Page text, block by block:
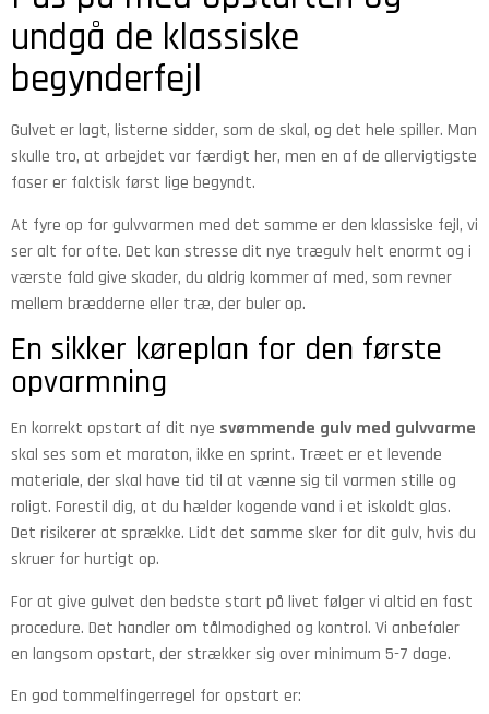
undgå de klassiske
begynderfejl
Gulvet er lagt, listerne sidder, som de skal, og det hele spiller. Man
skulle tro, at arbejdet var færdigt her, men en af de allervigtigste
faser er faktisk først lige begyndt.
At fyre op for gulvvarmen med det samme er den klassiske fejl, vi
ser alt for ofte. Det kan stresse dit nye trægulv helt enormt og i
værste fald give skader, du aldrig kommer af med, som revner
mellem brædderne eller træ, der buler op.
En sikker køreplan for den første
opvarmning
En korrekt opstart af dit nye svømmende gulv med gulvvarme
skal ses som et maraton, ikke en sprint. Træet er et levende
materiale, der skal have tid til at vænne sig til varmen stille og
roligt. Forestil dig, at du hælder kogende vand i et iskoldt glas.
Det risikerer at sprække. Lidt det samme sker for dit gulv, hvis du
skruer for hurtigt op.
For at give gulvet den bedste start på livet følger vi altid en fast
procedure. Det handler om tålmodighed og kontrol. Vi anbefaler
en langsom opstart, der strækker sig over minimum 5-7 dage.
En god tommelfingerregel for opstart er: